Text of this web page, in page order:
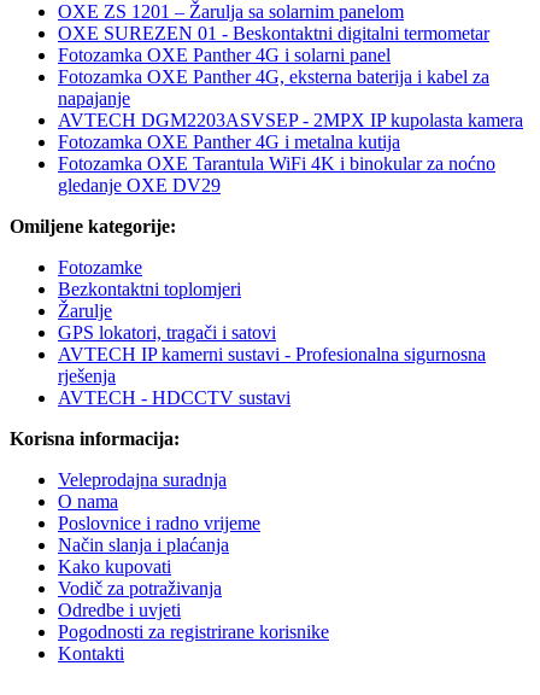
OXE ZS 1201 – Žarulja sa solarnim panelom
OXE SUREZEN 01 - Beskontaktni digitalni termometar
Fotozamka OXE Panther 4G i solarni panel
Fotozamka OXE Panther 4G, eksterna baterija i kabel za
napajanje
AVTECH DGM2203ASVSEP - 2MPX IP kupolasta kamera
Fotozamka OXE Panther 4G i metalna kutija
Fotozamka OXE Tarantula WiFi 4K i binokular za noćno
gledanje OXE DV29
Omiljene kategorije:
Fotozamke
Bezkontaktni toplomjeri
Žarulje
GPS lokatori, tragači i satovi
AVTECH IP kamerni sustavi - Profesionalna sigurnosna
rješenja
AVTECH - HDCCTV sustavi
Korisna informacija:
Veleprodajna suradnja
O nama
Poslovnice i radno vrijeme
Način slanja i plaćanja
Kako kupovati
Vodič za potraživanja
Odredbe i uvjeti
Pogodnosti za registrirane korisnike
Kontakti